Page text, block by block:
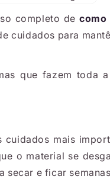
completo decomo
cuidados para
que fazem toda
mais
o material se
secar e ficar